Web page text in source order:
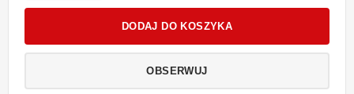
DODAJ DO KOSZYKA
OBSERWUJ